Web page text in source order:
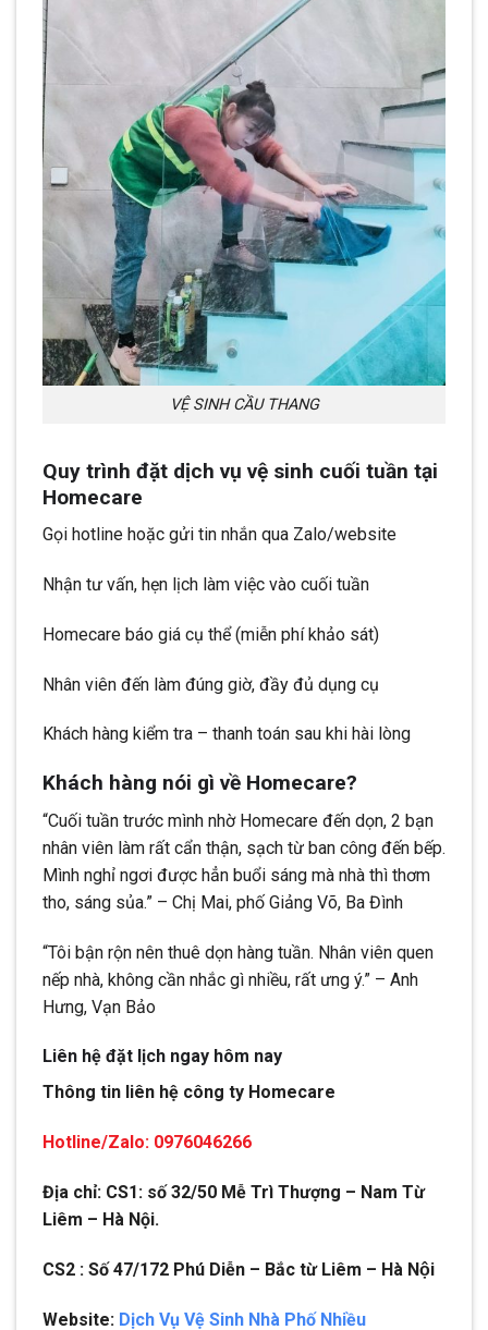
VỆ SINH CẦU THANG
Quy trình đặt dịch vụ vệ sinh cuối tuần tại
Homecare
Gọi hotline hoặc gửi tin nhắn qua Zalo/website
Nhận tư vấn, hẹn lịch làm việc vào cuối tuần
Homecare báo giá cụ thể (miễn phí khảo sát)
Nhân viên đến làm đúng giờ, đầy đủ dụng cụ
Khách hàng kiểm tra – thanh toán sau khi hài lòng
Khách hàng nói gì về Homecare?
“Cuối tuần trước mình nhờ Homecare đến dọn, 2 bạn
nhân viên làm rất cẩn thận, sạch từ ban công đến bếp.
Mình nghỉ ngơi được hẳn buổi sáng mà nhà thì thơm
tho, sáng sủa.” – Chị Mai, phố Giảng Võ, Ba Đình
“Tôi bận rộn nên thuê dọn hàng tuần. Nhân viên quen
nếp nhà, không cần nhắc gì nhiều, rất ưng ý.” – Anh
Hưng, Vạn Bảo
Liên hệ đặt lịch ngay hôm nay
Thông tin liên hệ công ty Homecare
Hotline/Zalo: 0976046266
Địa chỉ: CS1: số 32/50 Mễ Trì Thượng – Nam Từ
Liêm – Hà Nội.
CS2 : Số 47/172 Phú Diễn – Bắc từ Liêm – Hà Nội
Website: Dịch Vụ Vệ Sinh Nhà Phố Nhiều